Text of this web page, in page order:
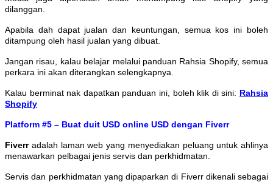
dilanggan.
Apabila dah dapat jualan dan keuntungan, semua kos ini boleh
ditampung oleh hasil jualan yang dibuat.
Jangan risau, kalau belajar melalui panduan Rahsia Shopify, semua
perkara ini akan diterangkan selengkapnya.
Kalau berminat nak dapatkan panduan ini, boleh klik di sini: Rahsia
Shopify
Platform #5 – Buat duit USD online USD dengan Fiverr
Fiverradalah laman web yang menyediakan peluang untuk ahlinya
menawarkan pelbagai jenis servis dan perkhidmatan.
Servis dan perkhidmatan yang dipaparkan di Fiverr dikenali sebagai